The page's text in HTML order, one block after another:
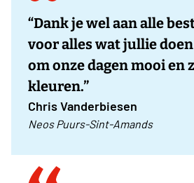
“Dank je wel aan alle
voor alles wat jullie doen
om onze dagen mooi en
kleuren.”
Chris Vanderbiesen
Neos Puurs-Sint-Amands